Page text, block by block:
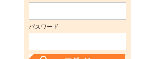
パスワード